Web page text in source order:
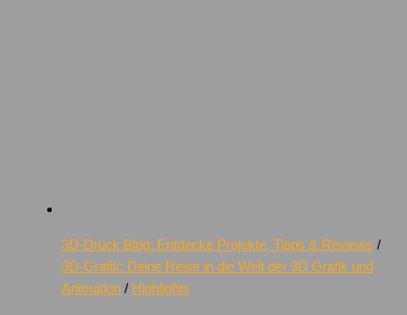
3D-Druck Blog: Entdecke Projekte, Tipps & Reviews /
3D-Grafik: Deine Reise in die Welt der 3D Grafik und
Animation / Highlights